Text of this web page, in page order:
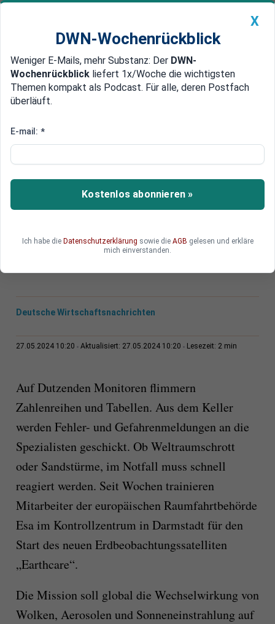
Newsticker MEIN DWN: Geldanlage Premium
Edelmetalle DWN-Magazin China
Klimasatellit „Earthcare“ scannt
keiner“
Das Wissen über die Erdatmosphäre ist
lückenhaft. Ein neuer Esa-Satellit soll die Lücken
eine deutsch-japanische
Erdbeobachtungsmission.
Deutsche Wirtschaftsnachrichten
27.05.2024 10:20 Aktualisiert: 27.05.2024 10:20 Lesezeit: 2 min
Auf Dutzenden Monitoren flimmern
Zahlenreihen und Tabellen. Aus dem Keller
werden Fehler- und Gefahrenmeldungen an die
Spezialisten geschickt. Ob Weltraumschrott
oder Sandstürme, im Notfall muss schnell
reagiert werden. Seit Wochen trainieren
Mitarbeiter der europäischen Raumfahrtbehörde
Esa im Kontrollzentrum in Darmstadt für den
Start des neuen Erdbeobachtungssatelliten
„Earthcare“.
Die Mission soll global die Wechselwirkung von
Wolken, Aerosolen und Sonneneinstrahlung auf
X
DWN-Wochenrückblick
Weniger E-Mails, mehr Substanz: Der DWN-
Wochenrückblick liefert 1x/Woche die wichtigsten
Themen kompakt als Podcast. Für alle, deren Postfach
überläuft.
E-mail: *
Kostenlos abonnieren »
Ich habe die Datenschutzerklärung sowie die AGB gelesen und erkläre
mich einverstanden.